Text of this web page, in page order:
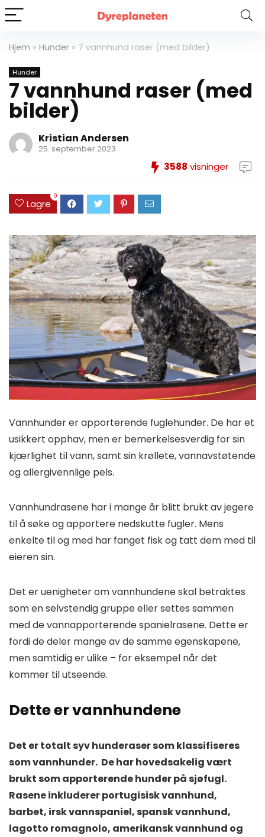
Hjem » Hunder » 7 vannhund raser (med bilder)
Hunder
7 vannhund raser (med
bilder)
Kristian Andersen
25. september 2023
3588 visninger
Lagre
0
Vannhunder er apporterende fuglehunder. De har et
usikkert opphav, men er bemerkelsesverdig for sin
kjærlighet til vann, samt sin krøllete, vannavstøtende
og allergivennlige pels.
Vannhundrasene har i mange år blitt brukt av jegere
til å søke og apportere nedskutte fugler. Mens
enkelte til og med har fanget fisk og tatt dem med til
eieren sin.
Det er uenigheter om vannhundene skal betraktes
som en selvstendig gruppe eller settes sammen
med de vannapporterende spanielrasene. Dette er
fordi de deler mange av de samme egenskapene,
men samtidig er ulike – for eksempel når det
kommer til utseende.
Dette er vannhundene
Det er totalt syv hunderaser som klassifiseres
som vannhunder. De har hovedsakelig vært
brukt som apporterende hunder på sjøfugl.
Rasene inkluderer portugisisk vannhund,
barbet, irsk vannspaniel, spansk vannhund,
lagotto romagnolo, amerikansk vannhund og